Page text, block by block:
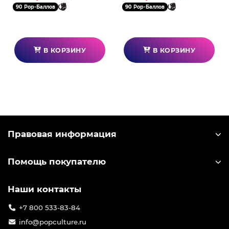
90 Pop-Баллов
В КОРЗИНУ
90 Pop-Баллов
В КОРЗИНУ
Правовая информация
Помощь покупателю
Наши контакты
+7 800 533-83-84
info@popculture.ru